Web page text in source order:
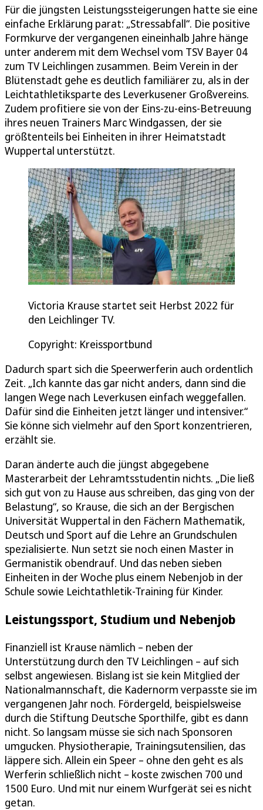
Für die jüngsten Leistungssteigerungen hatte sie eine
einfache Erklärung parat: „Stressabfall“. Die positive
Formkurve der vergangenen eineinhalb Jahre hänge
unter anderem mit dem Wechsel vom TSV Bayer 04
zum TV Leichlingen zusammen. Beim Verein in der
Blütenstadt gehe es deutlich familiärer zu, als in der
Leichtathletiksparte des Leverkusener Großvereins.
Zudem profitiere sie von der Eins-zu-eins-Betreuung
ihres neuen Trainers Marc Windgassen, der sie
größtenteils bei Einheiten in ihrer Heimatstadt
Wuppertal unterstützt.
Victoria Krause startet seit Herbst 2022 für
den Leichlinger TV.
Copyright: Kreissportbund
Dadurch spart sich die Speerwerferin auch ordentlich
Zeit. „Ich kannte das gar nicht anders, dann sind die
langen Wege nach Leverkusen einfach weggefallen.
Dafür sind die Einheiten jetzt länger und intensiver.“
Sie könne sich vielmehr auf den Sport konzentrieren,
erzählt sie.
Daran änderte auch die jüngst abgegebene
Masterarbeit der Lehramtsstudentin nichts. „Die ließ
sich gut von zu Hause aus schreiben, das ging von der
Belastung“, so Krause, die sich an der Bergischen
Universität Wuppertal in den Fächern Mathematik,
Deutsch und Sport auf die Lehre an Grundschulen
spezialisierte. Nun setzt sie noch einen Master in
Germanistik obendrauf. Und das neben sieben
Einheiten in der Woche plus einem Nebenjob in der
Schule sowie Leichtathletik-Training für Kinder.
Leistungssport, Studium und Nebenjob
Finanziell ist Krause nämlich – neben der
Unterstützung durch den TV Leichlingen – auf sich
selbst angewiesen. Bislang ist sie kein Mitglied der
Nationalmannschaft, die Kadernorm verpasste sie im
vergangenen Jahr noch. Fördergeld, beispielsweise
durch die Stiftung Deutsche Sporthilfe, gibt es dann
nicht. So langsam müsse sie sich nach Sponsoren
umgucken. Physiotherapie, Trainingsutensilien, das
läppere sich. Allein ein Speer – ohne den geht es als
Werferin schließlich nicht – koste zwischen 700 und
1500 Euro. Und mit nur einem Wurfgerät sei es nicht
getan.